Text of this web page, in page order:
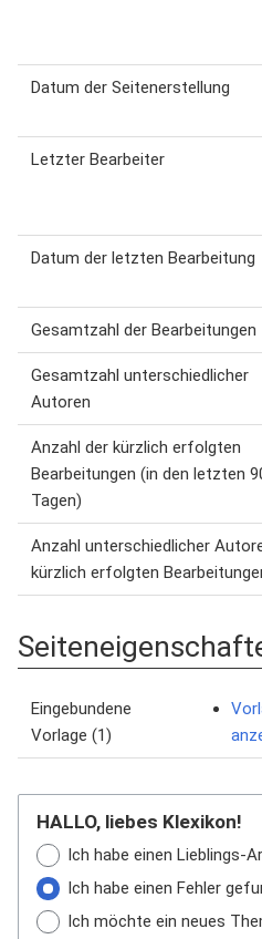
Datum der Seitenerstellung
Letzter Bearbeiter
Datum der letzten Bearbeitung
Gesamtzahl der Bearbeitungen
Gesamtzahl unterschiedlicher
Autoren
Anzahl der kürzlich erfolgten
Bearbeitungen (in den letzten
Tagen)
Anzahl unterschiedlicher
kürzlich erfolgten
Eingebundene
Vorlage (1)
HALLO, liebes Klexikon!
Ich habe einen Lieblings-
Ich habe einen Fehler
Ich möchte ein neues